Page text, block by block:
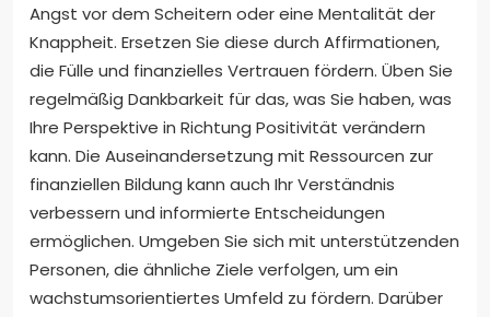
Angst vor dem Scheitern oder eine Mentalität der
Knappheit. Ersetzen Sie diese durch Affirmationen,
die Fülle und finanzielles Vertrauen fördern. Üben Sie
regelmäßig Dankbarkeit für das, was Sie haben, was
Ihre Perspektive in Richtung Positivität verändern
kann. Die Auseinandersetzung mit Ressourcen zur
finanziellen Bildung kann auch Ihr Verständnis
verbessern und informierte Entscheidungen
ermöglichen. Umgeben Sie sich mit unterstützenden
Personen, die ähnliche Ziele verfolgen, um ein
wachstumsorientiertes Umfeld zu fördern. Darüber